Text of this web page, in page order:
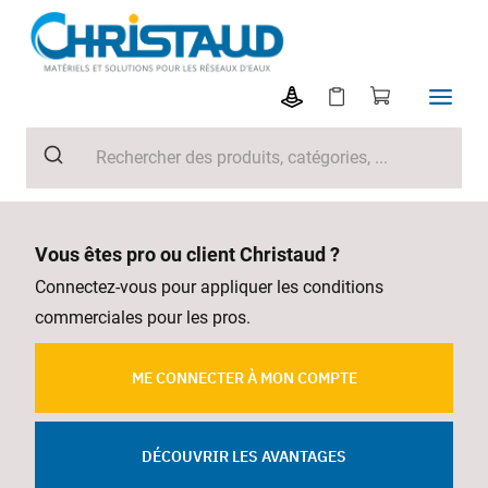
Vous êtes pro ou client Christaud ?
Connectez-vous pour appliquer les conditions
commerciales pour les pros.
ME CONNECTER À MON COMPTE
DÉCOUVRIR LES AVANTAGES